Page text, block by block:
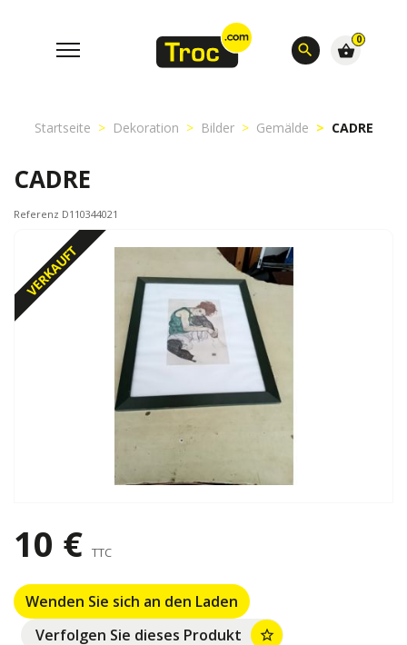
search
0
shopping_basket
Startseite Dekoration Bilder Gemälde CADRE
CADRE
Referenz D110344021
VERKAUFT
10 € TTC
Wenden Sie sich an den Laden
Verfolgen Sie dieses Produkt
star_border